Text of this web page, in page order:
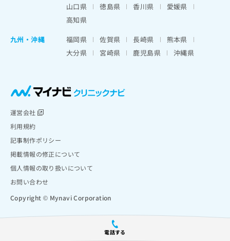
電話する
山口県
徳島県 香川県
愛媛県
高知県
九州・沖縄
福岡県 佐賀県 長崎県
熊本県
大分県
宮崎県 鹿児島県 沖縄県
運営会社
利用規約
記事制作ポリシー
掲載情報の修正について
個人情報の取り扱いについて
お問い合わせ
Copyright © Mynavi Corporation